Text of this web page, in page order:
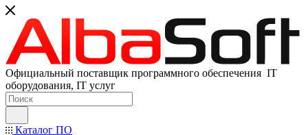
Официальный поставщик программного обеспечения IT
оборудования, IT услуг
Каталог ПО